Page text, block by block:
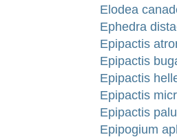
Elodea
Ephedra
Epipactis
Epipactis
Epipactis
Epipactis
Epipactis
Epipogium